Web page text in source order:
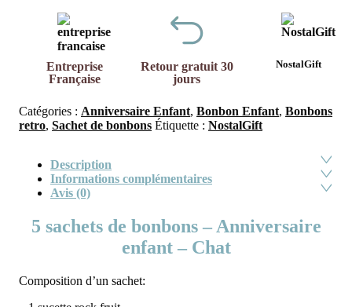
Entreprise
Française
Retour gratuit 30
jours
NostalGift
Catégories : Anniversaire Enfant, Bonbon Enfant, Bonbons
retro, Sachet de bonbons Étiquette : NostalGift
Description
Informations complémentaires
Avis (0)
5 sachets de bonbons – Anniversaire
enfant – Chat
Composition d’un sachet: